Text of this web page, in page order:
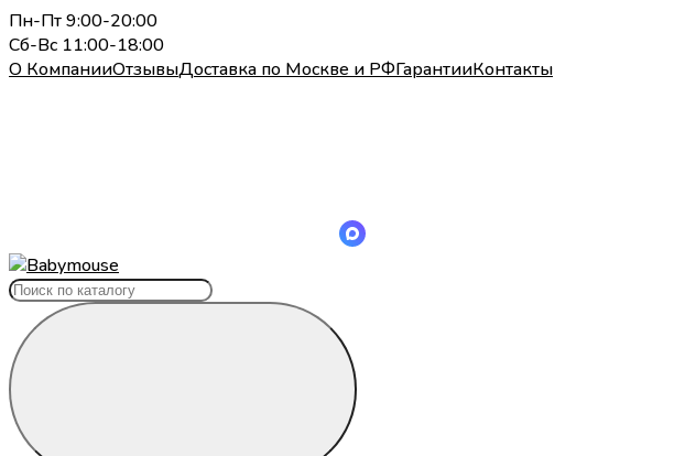
Пн-Пт 9:00-20:00
Сб-Вс 11:00-18:00
О КомпанииОтзывыДоставка по Москве и РФГарантииКонтакты